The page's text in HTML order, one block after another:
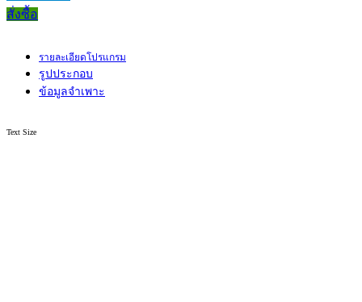
สั่งซื้อ
รายละเอียดโปรแกรม
รูปประกอบ
ข้อมูลจำเพาะ
Text Size